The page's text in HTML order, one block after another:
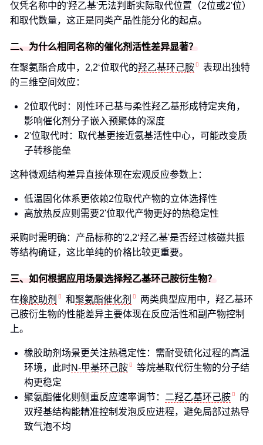
仅凭名称中的'羟乙基'无法判断实际取代位置（2位或2'位）
和取代数量，这正是同类产品性能分化的起点。
二、为什么相同名称的催化剂活性差异显著？
在聚氨酯合成中，2,2‘位取代的羟乙基环己胺
表现出独特
的三维空间效应：
2位取代时：刚性环己基与柔性羟乙基形成特定夹角，
影响催化剂分子嵌入预聚体的深度
2'位取代时：取代基更接近氨基活性中心，可能改变质
子转移能垒
这种微观结构差异直接体现在宏观反应参数上：
低温固化体系更依赖2位取代产物的立体选择性
高放热反应则需要2'位取代产物更好的热稳定性
采购时需明确：产品标称的'2,2‘羟乙基'是否经过核磁共振
等结构确证，这比单纯的价格比较更重要。
三、如何根据应用场景选择羟乙基环己胺衍生物？
在橡胶助剂 和聚氨酯催化剂
两类典型应用中，羟乙基环
己胺衍生物的性能差异主要体现在反应活性和副产物控制
上。
橡胶助剂场景更关注热稳定性：需耐受硫化过程的高温
环境，此时N-甲基环己胺
等烷基取代衍生物的分子结
构更稳定
聚氨酯催化则侧重反应速率调节： 二羟乙基环己胺
的
双羟基结构能精准控制发泡反应进程，避免局部过热导
致气泡不均